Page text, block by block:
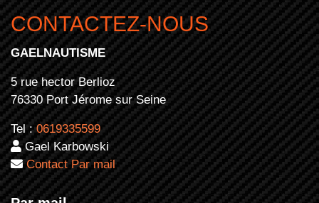
CONTACTEZ-NOUS
GAELNAUTISME
5 rue hector Berlioz
76330 Port Jérome sur Seine
Tel :0619335599
Gael Karbowski
Contact Par mail